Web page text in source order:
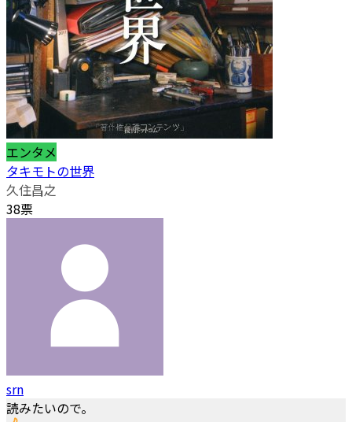
エンタメ
タキモトの世界
久住昌之
38票
srn
読みたいので。